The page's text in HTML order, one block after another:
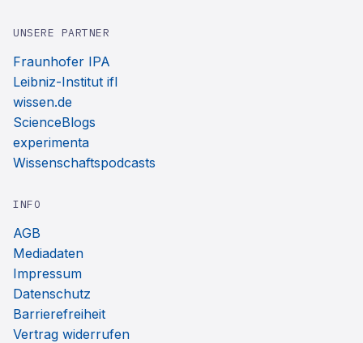
UNSERE PARTNER
Fraunhofer IPA
Leibniz-Institut ifl
wissen.de
ScienceBlogs
experimenta
Wissenschaftspodcasts
INFO
AGB
Mediadaten
Impressum
Datenschutz
Barrierefreiheit
Vertrag widerrufen